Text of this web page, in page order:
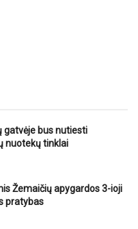
gatvėje bus nutiesti
nuotekų tinklai
Žemaičių apygardos 3-ioji
pratybas